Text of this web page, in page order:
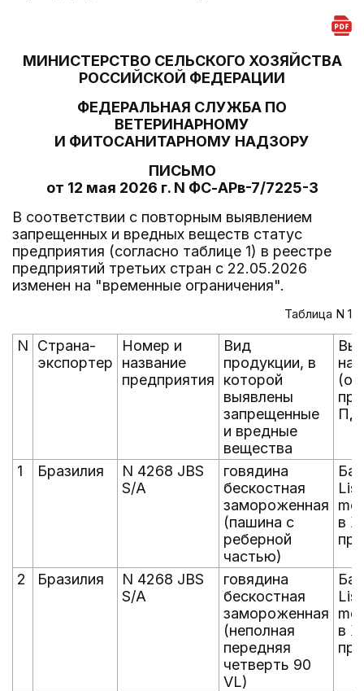
МИНИСТЕРСТВО СЕЛЬСКОГО ХОЗЯЙСТВА
РОССИЙСКОЙ ФЕДЕРАЦИИ
ФЕДЕРАЛЬНАЯ СЛУЖБА ПО
ВЕТЕРИНАРНОМУ
И ФИТОСАНИТАРНОМУ НАДЗОРУ
ПИСЬМО
от 12 мая 2026 г. N ФС-АРв-7/7225-3
В соответствии с повторным выявлением
запрещенных и вредных веществ статус
предприятия (согласно таблице 1) в реестре
предприятий третьих стран с 22.05.2026
изменен на "временные ограничения".
Таблица N 1
N
Страна-
экспортер
Номер и
название
предприятия
Вид
продукции, в
которой
выявлены
запрещенные
и вредные
вещества
1 Бразилия
N 4268 JBS
S/A
говядина
бескостная
замороженная
(пашина с
реберной
частью)
в
2 Бразилия
N 4268 JBS
S/A
говядина
бескостная
замороженная
(неполная
передняя
четверть 90
VL)
в